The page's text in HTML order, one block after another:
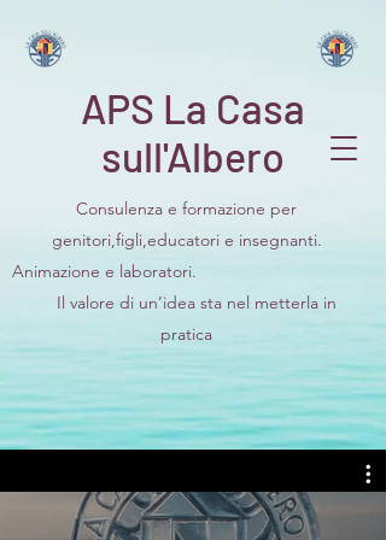
APS La Casa
sull'Albero
Consulenza e formazione per
genitori,figli,educatori e insegnanti.
Animazione e laboratori.
Il valore di un’idea sta nel metterla in
pratica